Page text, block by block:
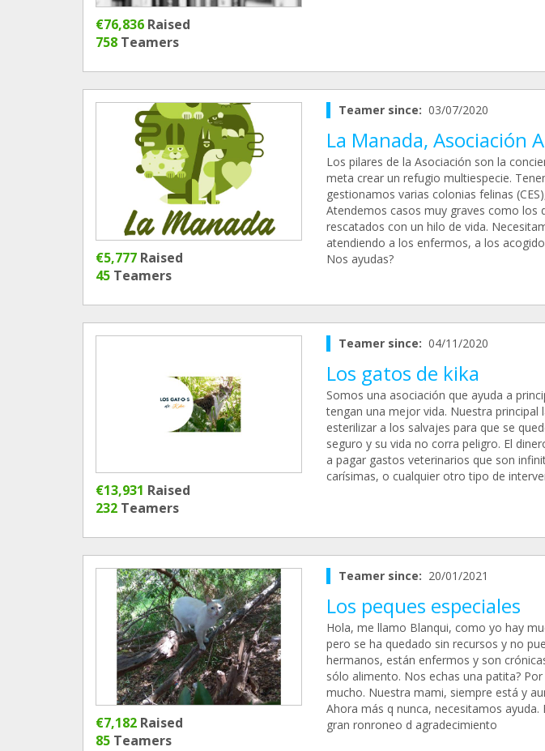
€76,836 Raised
758 Teamers
€5,777 Raised
45 Teamers
Teamer since: 03/07/2020
La Manada, Asociación
Los pilares de la Asociación son la
meta crear un refugio multiespecie.
gestionamos varias colonias felinas
Atendemos casos muy graves como los
rescatados con un hilo de vida.
atendiendo a los enfermos, a los
Nos ayudas?
€13,931 Raised
232 Teamers
Teamer since: 04/11/2020
Los gatos de kika
Somos una asociación que ayuda a
tengan una mejor vida. Nuestra
esterilizar a los salvajes para que se
seguro y su vida no corra peligro. El
a pagar gastos veterinarios que son
carísimas, o cualquier otro tipo de
€7,182 Raised
85 Teamers
Teamer since: 20/01/2021
Los peques especiales
Hola, me llamo Blanqui, como yo hay
pero se ha quedado sin recursos y no
hermanos, están enfermos y son
sólo alimento. Nos echas una patita?
mucho. Nuestra mami, siempre está y
Ahora más q nunca, necesitamos
gran ronroneo d agradecimiento